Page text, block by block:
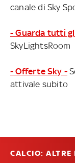
canale di Sky
- Guarda tutti
SkyLightsRoom
- Offerte Sky -
attivale subito
CALCIO: ALTRE